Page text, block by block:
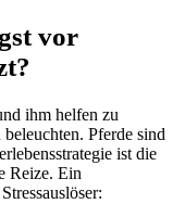
vor
ihm helfen zu
Pferde sind
ist die
Reize. Ein